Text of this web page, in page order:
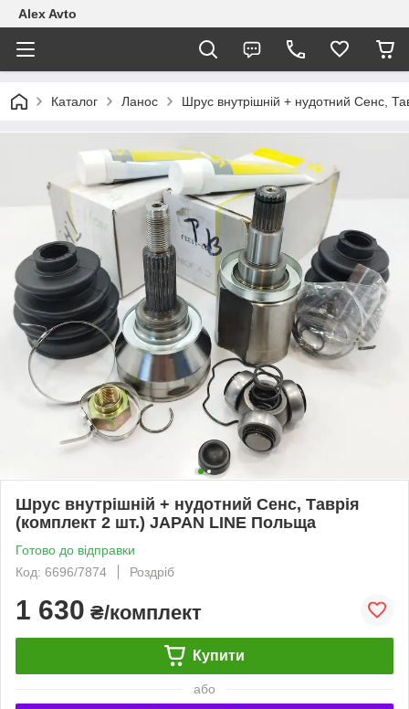
Alex Avto
Каталог Ланос Шрус внутрішній + нудотний Сенс,
Шрус внутрішній + нудотний Сенс, Таврія
(комплект 2 шт.) JAPAN LINE Польща
Готово до відправки
Код: 6696/7874
Роздріб
1 630 ₴/комплект
Купити
або